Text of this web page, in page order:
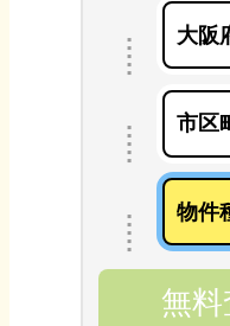
無